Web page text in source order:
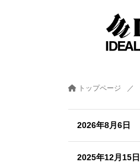
トップページ
2026年8月6日
2025年12月15日